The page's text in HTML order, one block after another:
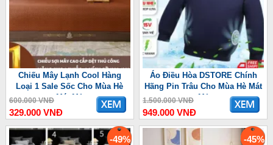
Chiếu Mây Lạnh Cool Hàng
Loại 1 Sale Sốc Cho Mùa Hè
Mát Mẻ
600.000 VNĐ
329.000 VNĐ
Áo Điều Hòa DSTORE Chính
Hãng Pin Trâu Cho Mùa Hè Mát
Mẻ
1.500.000 VNĐ
949.000 VNĐ
-49% -45%